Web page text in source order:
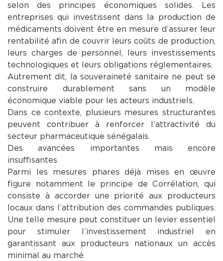
selon des principes économiques solides. Les
entreprises qui investissent dans la production de
médicaments doivent être en mesure d’assurer leur
rentabilité afin de couvrir leurs coûts de production,
leurs charges de personnel, leurs investissements
technologiques et leurs obligations réglementaires.
Autrement dit, la souveraineté sanitaire ne peut se
construire durablement sans un modèle
économique viable pour les acteurs industriels.
Dans ce contexte, plusieurs mesures structurantes
peuvent contribuer à renforcer l’attractivité du
secteur pharmaceutique sénégalais.
Des avancées importantes mais encore
insuffisantes
Parmi les mesures phares déjà mises en œuvre
figure notamment le principe de Corrélation, qui
consiste à accorder une priorité aux producteurs
locaux dans l’attribution des commandes publiques.
Une telle mesure peut constituer un levier essentiel
pour stimuler l’investissement industriel en
garantissant aux producteurs nationaux un accès
minimal au marché.